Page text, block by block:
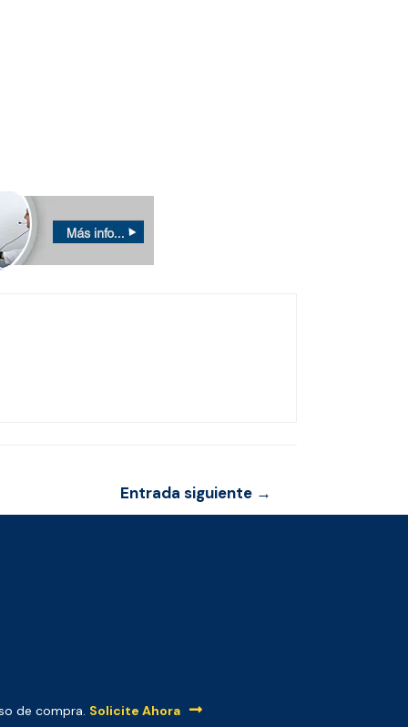
Entrada siguiente →
de compra. Solicite Ahora